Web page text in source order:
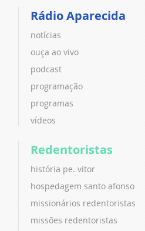
Rádio Aparecida
notícias
ouça ao vivo
podcast
programação
programas
vídeos
Redentoristas
história pe. vitor
hospedagem santo afonso
missionários redentoristas
missões redentoristas